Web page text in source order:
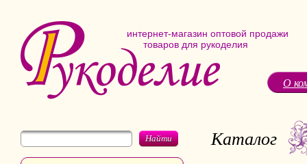
интернет-магазин оптовой продажи
товаров для рукоделия
О
Найти Каталог